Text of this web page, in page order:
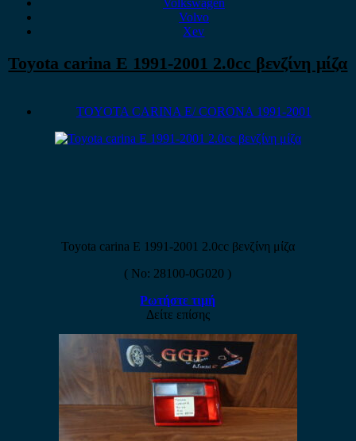
Volkswagen
Volvo
Xev
Toyota carina E 1991-2001 2.0cc βενζίνη μίζα
TOYOTA CARINA E/ CORONA 1991-2001
Toyota carina E 1991-2001 2.0cc βενζίνη μίζα
( No: 28100-0G020 )
Ρωτήστε τιμή
Δείτε επίσης